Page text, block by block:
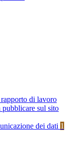
di lavoro
pubblicare sul sito
dei dati 1